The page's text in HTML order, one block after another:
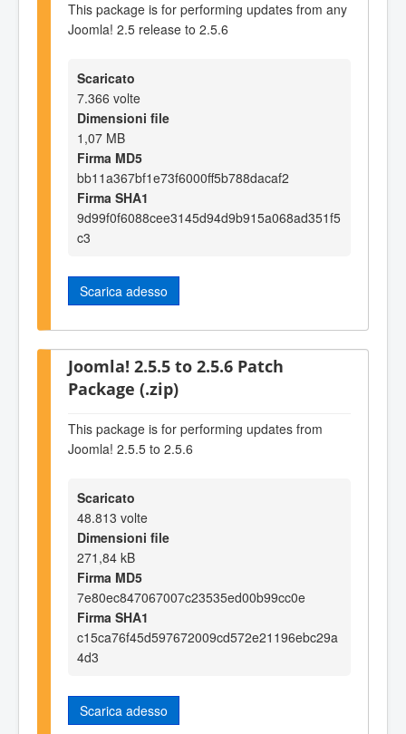
This package is for performing updates from any
Joomla! 2.5 release to 2.5.6
Scaricato
7.366 volte
Dimensioni file
1,07 MB
Firma MD5
bb11a367bf1e73f6000ff5b788dacaf2
Firma SHA1
9d99f0f6088cee3145d94d9b915a068ad351f5
c3
Scarica adesso
Joomla! 2.5.5 to 2.5.6 Patch
Package (.zip)
This package is for performing updates from
Joomla! 2.5.5 to 2.5.6
Scaricato
48.813 volte
Dimensioni file
271,84 kB
Firma MD5
7e80ec847067007c23535ed00b99cc0e
Firma SHA1
c15ca76f45d597672009cd572e21196ebc29a
4d3
Scarica adesso